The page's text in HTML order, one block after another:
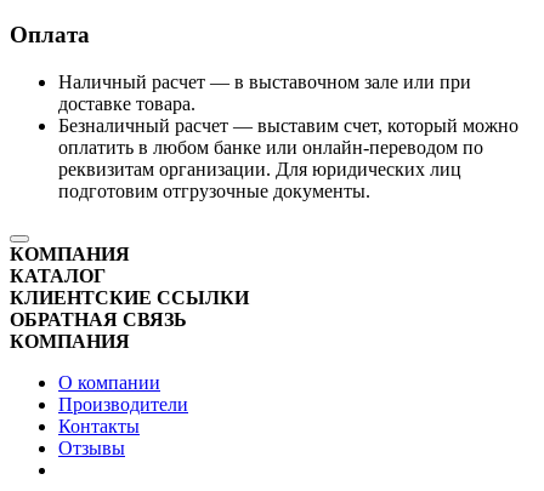
Оплата
Наличный расчет — в выставочном зале или при
доставке товара.
Безналичный расчет — выставим счет, который можно
оплатить в любом банке или онлайн-переводом по
реквизитам организации. Для юридических лиц
подготовим отгрузочные документы.
КОМПАНИЯ
КАТАЛОГ
КЛИЕНТСКИЕ ССЫЛКИ
ОБРАТНАЯ СВЯЗЬ
КОМПАНИЯ
О компании
Производители
Контакты
Отзывы